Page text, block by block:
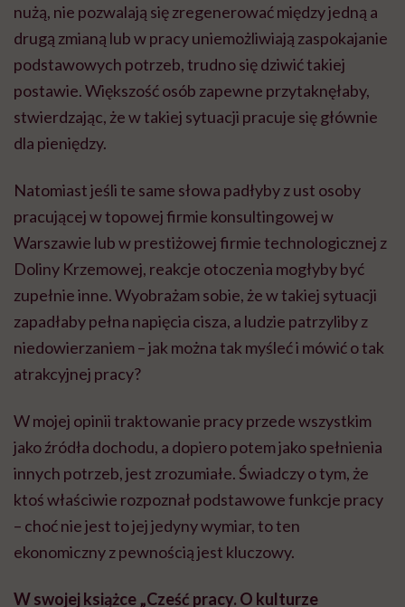
nużą, nie pozwalają się zregenerować między jedną a
drugą zmianą lub w pracy uniemożliwiają zaspokajanie
podstawowych potrzeb, trudno się dziwić takiej
postawie. Większość osób zapewne przytaknęłaby,
stwierdzając, że w takiej sytuacji pracuje się głównie
dla pieniędzy.
Natomiast jeśli te same słowa padłyby z ust osoby
pracującej w topowej firmie konsultingowej w
Warszawie lub w prestiżowej firmie technologicznej z
Doliny Krzemowej, reakcje otoczenia mogłyby być
zupełnie inne. Wyobrażam sobie, że w takiej sytuacji
zapadłaby pełna napięcia cisza, a ludzie patrzyliby z
niedowierzaniem – jak można tak myśleć i mówić o tak
atrakcyjnej pracy?
W mojej opinii traktowanie pracy przede wszystkim
jako źródła dochodu, a dopiero potem jako spełnienia
innych potrzeb, jest zrozumiałe. Świadczy o tym, że
ktoś właściwie rozpoznał podstawowe funkcje pracy
– choć nie jest to jej jedyny wymiar, to ten
ekonomiczny z pewnością jest kluczowy.
W swojej książce „Cześć pracy. O kulturze